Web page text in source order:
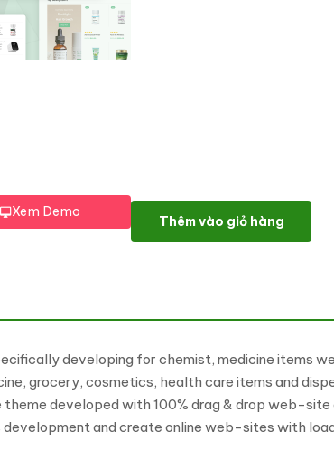
Xem Demo
Clinicscan - Medical and Drug
Thêm vào giỏ hàng
developing for chemist, medicine items
grocery, cosmetics, health care items and
theme developed with 100% drag & drop web-
and create online web-sites with